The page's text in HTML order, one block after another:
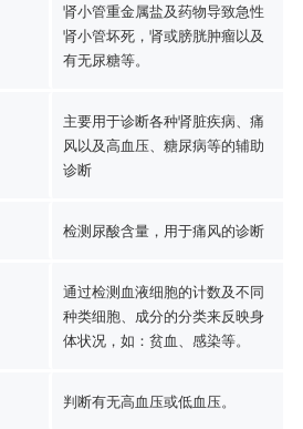
肾小管重金属盐及药物导致急性
肾小管坏死，肾或膀胱肿瘤以及
有无尿糖等。
主要用于诊断各种肾脏疾病、痛
风以及高血压、糖尿病等的辅助
诊断
检测尿酸含量，用于痛风的诊断
通过检测血液细胞的计数及不同
种类细胞、成分的分类来反映身
体状况，如：贫血、感染等。
判断有无高血压或低血压。